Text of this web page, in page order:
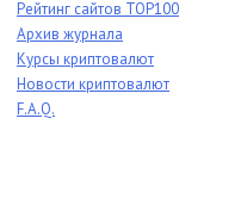
Рейтинг сайтов TOP100
Архив журнала
Курсы криптовалют
Новости криптовалют
F.A.Q.